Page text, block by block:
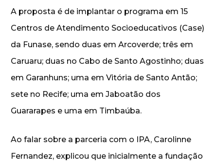
A proposta é de implantar o programa em 15
Centros de Atendimento Socioeducativos (Case)
da Funase, sendo duas em Arcoverde; três em
Caruaru; duas no Cabo de Santo Agostinho; duas
em Garanhuns; uma em Vitória de Santo Antão;
sete no Recife; uma em Jaboatão dos
Guararapes e uma em Timbaúba.
Ao falar sobre a parceria com o IPA, Carolinne
Fernandez, explicou que inicialmente a fundação